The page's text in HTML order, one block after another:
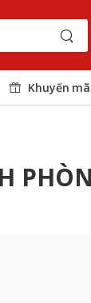
Khuyến